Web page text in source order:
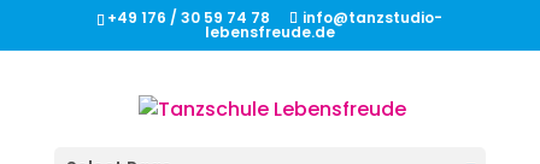
+49 176 / 30 59 74 78 info@tanzstudio-
lebensfreude.de